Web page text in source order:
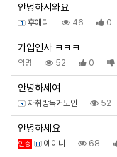
안녕하시와요
후애디 46 0
가입인사 ㅋㅋㅋ
익명 52 0
안녕하세여
자취방독거노인 52
안녕하세요
인증 예이니 68